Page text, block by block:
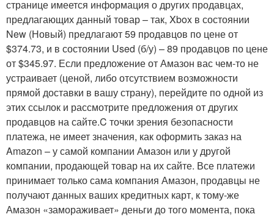
странице имеется информация о других продавцах,
предлагающих данный товар – так, Xbox в состоянии
New (Новый) предлагают 59 продавцов по цене от
$374.73, и в состоянии Used (б/у) – 89 продавцов по цене
от $345.97. Если предложение от Амазон вас чем-то не
устраивает (ценой, либо отсутствием возможности
прямой доставки в вашу страну), перейдите по одной из
этих ссылок и рассмотрите предложения от других
продавцов на сайте.C точки зрения безопасности
платежа, не имеет значения, как оформить заказ на
Amazon – у самой компании Амазон или у другой
компании, продающей товар на их сайте. Все платежи
принимает только сама компания Амазон, продавцы не
получают данных ваших кредитных карт, к тому-же
Амазон «замораживает» деньги до того момента, пока